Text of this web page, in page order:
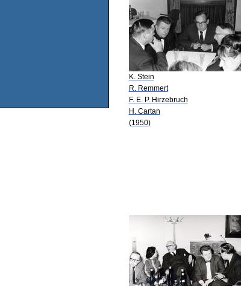
K. Stein
R. Remmert
F. E. P. Hirzebruch
H. Cartan
(1950)